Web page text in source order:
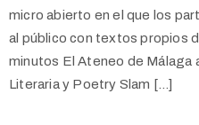
micro abierto en el que los
al público con textos propios
minutos El Ateneo de Málaga
Literaria y Poetry Slam […]